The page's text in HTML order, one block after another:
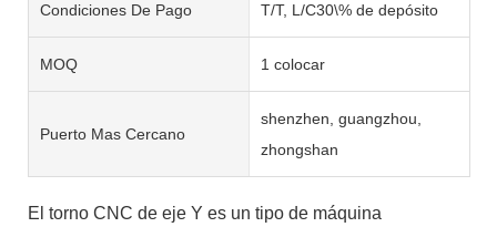
Condiciones De Pago T/T, L/C30\% de depósito
MOQ 1 colocar
Puerto Mas Cercano
shenzhen, guangzhou,
zhongshan
El torno CNC de eje Y es un tipo de máquina